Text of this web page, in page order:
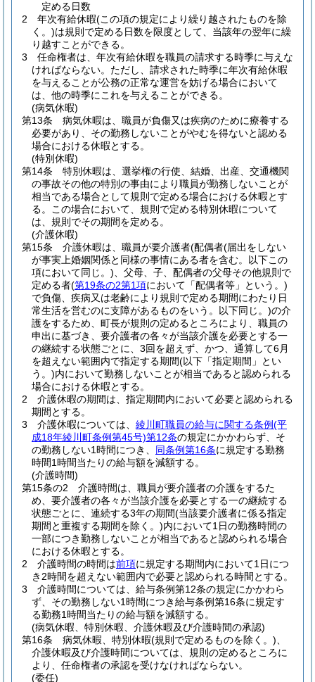
定める日数
2
年次有給休暇(この項の規定により繰り越されたものを除
く。)は規則で定める日数を限度として、当該年の翌年に繰
り越すことができる。
3
任命権者は、年次有給休暇を職員の請求する時季に与えな
ければならない。 ただし、請求された時季に年次有給休暇
を与えることが公務の正常な運営を妨げる場合において
は、他の時季にこれを与えることができる。
(病気休暇)
第13条
病気休暇は、職員が負傷又は疾病のために療養する
必要があり、その勤務しないことがやむを得ないと認める
場合における休暇とする。
(特別休暇)
第14条
特別休暇は、選挙権の行使、結婚、出産、交通機関
の事故その他の特別の事由により職員が勤務しないことが
相当である場合として規則で定める場合における休暇とす
る。
この場合において、規則で定める特別休暇について
は、規則でその期間を定める。
(介護休暇)
第15条
介護休暇は、職員が要介護者(配偶者(届出をしない
が事実上婚姻関係と同様の事情にある者を含む。以下この
項において同じ。) 、父母、子、配偶者の父母その他規則で
定める者(第19条の2第1項において「配偶者等」という。)
で負傷、疾病又は老齢により規則で定める期間にわたり日
常生活を営むのに支障があるものをいう。以下同じ。)の介
護をするため、町長が規則の定めるところにより、職員の
申出に基づき、要介護者の各々が当該介護を必要とする一
の継続する状態ごとに、3回を超えず、かつ、通算して6月
を超えない範囲内で指定する期間(以下「指定期間」とい
う。)内において勤務しないことが相当であると認められる
場合における休暇とする。
2
介護休暇の期間は、指定期間内において必要と認められる
期間とする。
3
介護休暇については、 綾川町職員の給与に関する条例(平
成18年綾川町条例第45号)第12条の規定にかかわらず、そ
の勤務しない1時間につき、 同条例第16条に規定する勤務
時間1時間当たりの給与額を減額する。
(介護時間)
第15条の2
介護時間は、職員が要介護者の介護をするた
め、要介護者の各々が当該介護を必要とする一の継続する
状態ごとに、連続する3年の期間(当該要介護者に係る指定
期間と重複する期間を除く。)内において1日の勤務時間の
一部につき勤務しないことが相当であると認められる場合
における休暇とする。
2
介護時間の時間は前項に規定する期間内において1日につ
き2時間を超えない範囲内で必要と認められる時間とする。
3
介護時間については、給与条例第12条の規定にかかわら
ず、その勤務しない1時間につき給与条例第16条に規定す
る勤務1時間当たりの給与額を減額する。
(病気休暇、特別休暇、介護休暇及び介護時間の承認)
第16条
病気休暇、特別休暇(規則で定めるものを除く。)
介護休暇及び介護時間については、規則の定めるところに
より、任命権者の承認を受けなければならない。
(委任)